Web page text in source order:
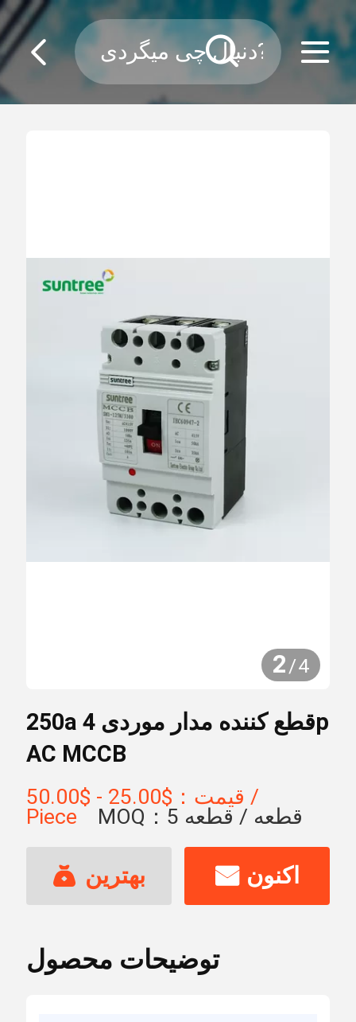
2/4
250a قطع کننده مدار موردی 4p
AC MCCB
قیمت：$25.00 - $50.00 /
Piece
MOQ：5 قطعه / قطعه
بهترین اکنون
توضیحات محصول